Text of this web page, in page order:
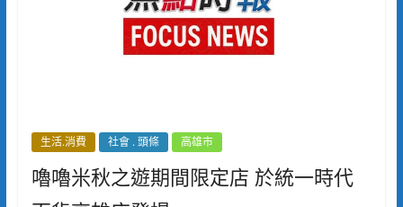
生活.消費 社會 . 頭條 高雄市
嚕嚕米秋之遊期間限定店 於統一時代